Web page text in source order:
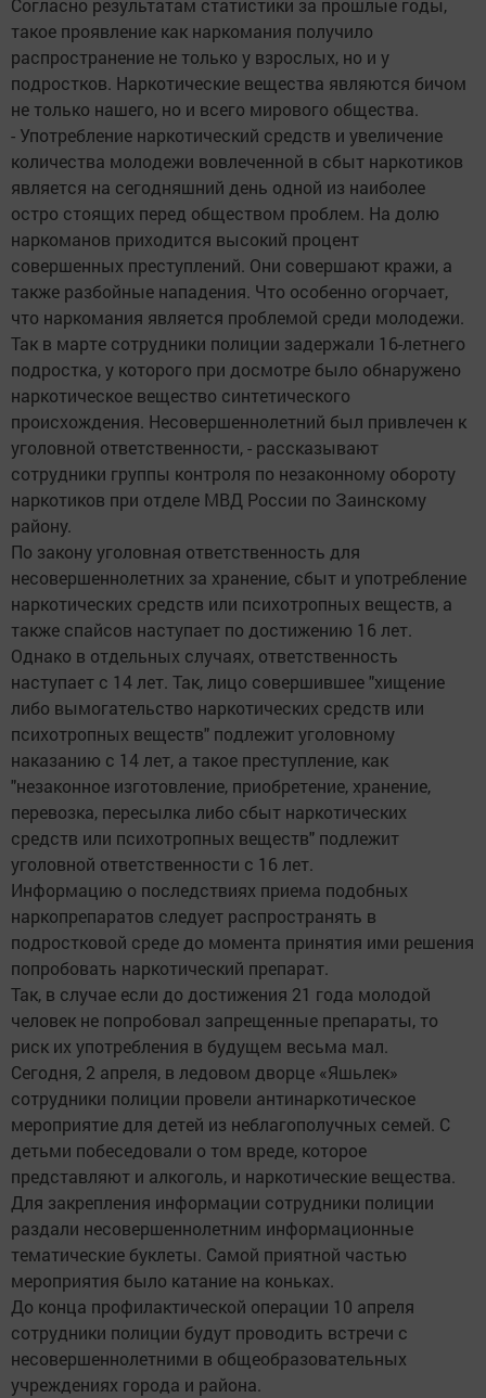
Согласно результатам статистики за прошлые годы,
такое проявление как наркомания получило
распространение не только у взрослых, но и у
подростков. Наркотические вещества являются бичом
не только нашего, но и всего мирового общества.
- Употребление наркотический средств и увеличение
количества молодежи вовлеченной в сбыт наркотиков
является на сегодняшний день одной из наиболее
остро стоящих перед обществом проблем. На долю
наркоманов приходится высокий процент
совершенных преступлений. Они совершают кражи, а
также разбойные нападения. Что особенно огорчает,
что наркомания является проблемой среди молодежи.
Так в марте сотрудники полиции задержали 16-летнего
подростка, у которого при досмотре было обнаружено
наркотическое вещество синтетического
происхождения. Несовершеннолетний был привлечен к
уголовной ответственности, - рассказывают
сотрудники группы контроля по незаконному обороту
наркотиков при отделе МВД России по Заинскому
району.
По закону уголовная ответственность для
несовершеннолетних за хранение, сбыт и употребление
наркотических средств или психотропных веществ, а
также спайсов наступает по достижению 16 лет.
Однако в отдельных случаях, ответственность
наступает с 14 лет. Так, лицо совершившее "хищение
либо вымогательство наркотических средств или
психотропных веществ" подлежит уголовному
наказанию с 14 лет, а такое преступление, как
"незаконное изготовление, приобретение, хранение,
перевозка, пересылка либо сбыт наркотических
средств или психотропных веществ" подлежит
уголовной ответственности с 16 лет.
Информацию о последствиях приема подобных
наркопрепаратов следует распространять в
подростковой среде до момента принятия ими решения
попробовать наркотический препарат.
Так, в случае если до достижения 21 года молодой
человек не попробовал запрещенные препараты, то
риск их употребления в будущем весьма мал.
Сегодня, 2 апреля, в ледовом дворце «Яшьлек»
сотрудники полиции провели антинаркотическое
мероприятие для детей из неблагополучных семей. С
детьми побеседовали о том вреде, которое
представляют и алкоголь, и наркотические вещества.
Для закрепления информации сотрудники полиции
раздали несовершеннолетним информационные
тематические буклеты. Самой приятной частью
мероприятия было катание на коньках.
До конца профилактической операции 10 апреля
сотрудники полиции будут проводить встречи с
несовершеннолетними в общеобразовательных
учреждениях города и района.